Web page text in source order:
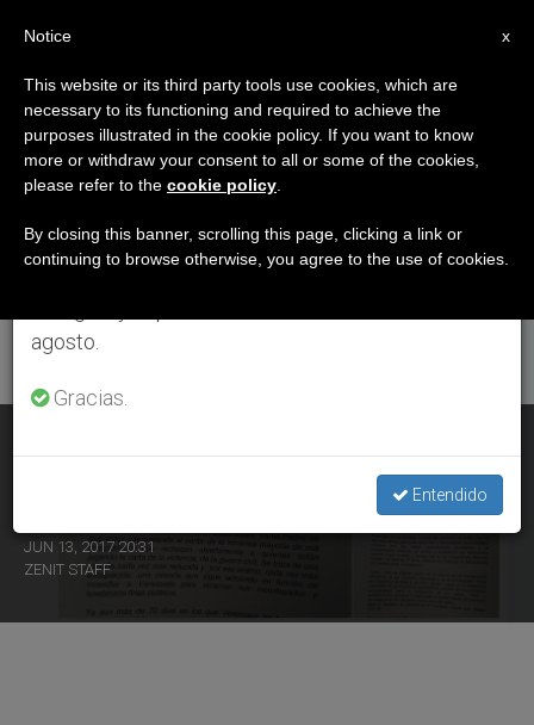
DÍA
Junio 13th, 2017
ÚLTIMAS NOTICIAS
JUN 13, 2017 20:31
ZENIT STAFF
×
Aviso importante
Del 27 de julio al 7 de agosto haremos la pausa
anual, aprovechando que en el periodo de verano
se generan menos informaciones y también el
agosto.
Gracias.
Entendido
x
Notice
This website or its third party tools use cookies, which are
necessary to its functioning and required to achieve the
purposes illustrated in the cookie policy. If you want to know
more or withdraw your consent to all or some of the cookies,
please refer to the cookie policy
By closing this banner, scrolling this page, clicking a link or
continuing to browse otherwise, you agree to the use of cookies.